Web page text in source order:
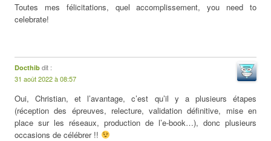
Toutes mes félicitations, quel accomplissement, you need to
celebrate!
Docthib dit :
31 août 2022 à 08:57
Oui, Christian, et l’avantage, c’est qu’il y a plusieurs étapes
(réception des épreuves, relecture, validation définitive, mise en
place sur les réseaux, production de l’e-book…), donc plusieurs
occasions de célébrer !!